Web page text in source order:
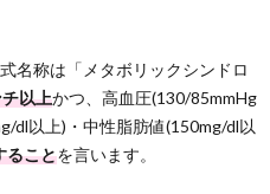
名称は「メタボリックシンドロ
以上かつ、高血圧(130/85mmHg
dl以上)・中性脂肪値(150mg/dl以
ることを言います。